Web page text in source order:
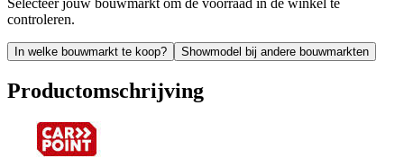
controleren.
In welke bouwmarkt te koop? Showmodel bij andere bouwmarkten
Productomschrijving